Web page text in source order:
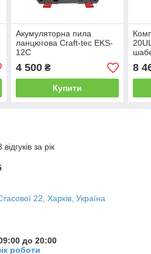
Акумуляторна пила
ланцюгова Craft-tec EKS-
12С
4 500₴
Купити
8
за рік
22, Харків, Україна
до 20:00
роботи